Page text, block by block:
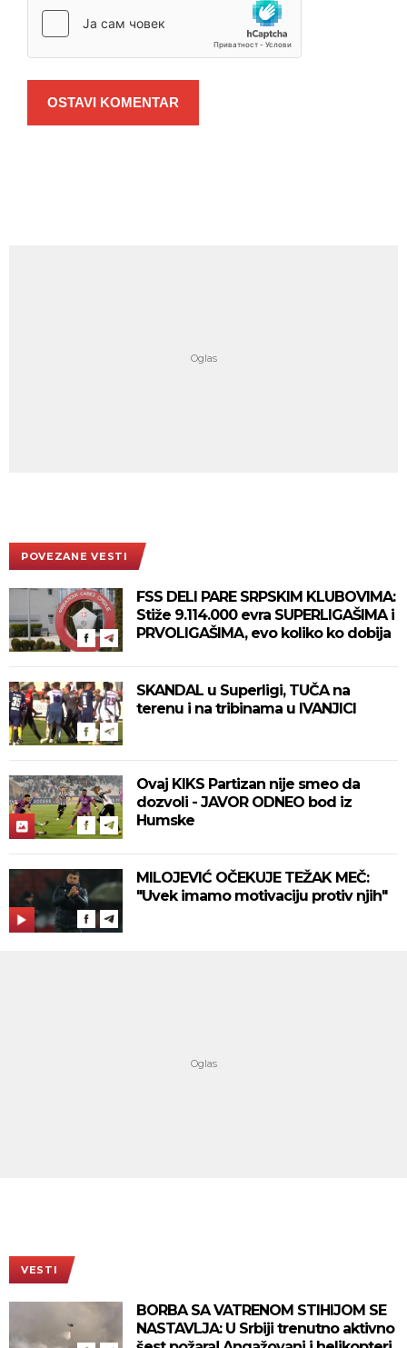
OSTAVI KOMENTAR
POVEZANE VESTI
FSS DELI PARE SRPSKIM KLUBOVIMA:
Stiže 9.114.000 evra SUPERLIGAŠIMA i
PRVOLIGAŠIMA, evo koliko ko dobija
SKANDAL u Superligi, TUČA na
terenu i na tribinama u IVANJICI
Ovaj KIKS Partizan nije smeo da
dozvoli - JAVOR ODNEO bod iz
Humske
MILOJEVIĆ OČEKUJE TEŽAK MEČ:
"Uvek imamo motivaciju protiv njih"
VESTI
BORBA SA VATRENOM STIHIJOM SE
NASTAVLJA: U Srbiji trenutno aktivno